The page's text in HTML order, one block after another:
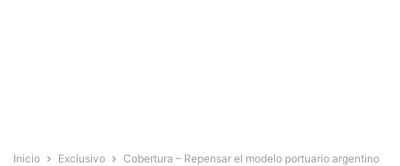
Inicio Exclusivo Cobertura – Repensar el modelo portuario argentino